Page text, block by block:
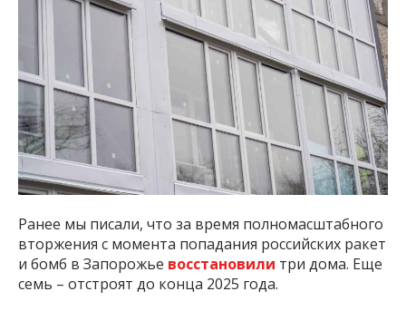
Ранее мы писали, что за время полномасштабного
вторжения с момента попадания российских ракет
и бомб в Запорожье восстановили три дома. Еще
семь – отстроят до конца 2025 года.